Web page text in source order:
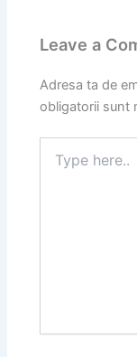
Leave a
Adresa ta de
obligatorii sunt
here..